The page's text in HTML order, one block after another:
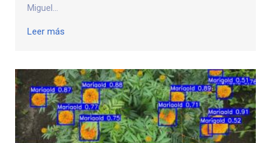
Miguel...
Leer más